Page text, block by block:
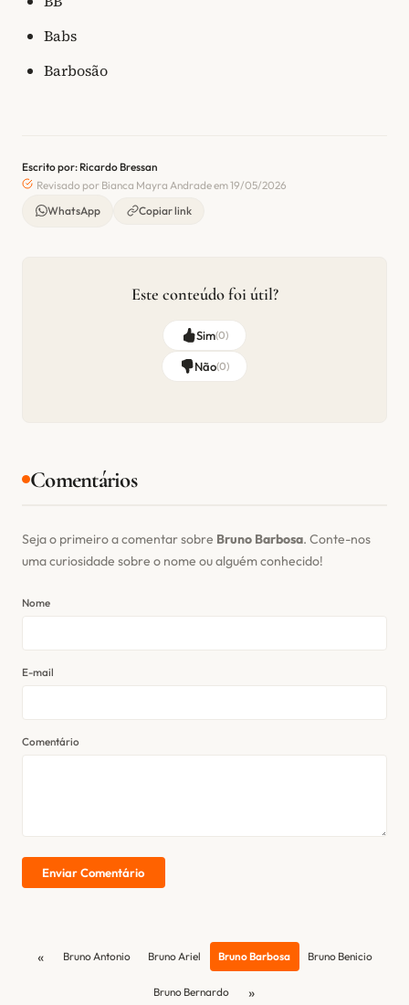
Babs
Barbosão
Escrito por: Ricardo Bressan
Revisado por Bianca Mayra Andrade em 19/05/2026
WhatsApp
Copiar link
Este conteúdo foi útil?
Sim(0)
Não(0)
Comentários
Seja o primeiro a comentar sobre Bruno Barbosa. Conte-nos
uma curiosidade sobre o nome ou alguém conhecido!
Nome
E-mail
Comentário
Enviar Comentário
« Bruno Antonio Bruno Ariel Bruno Barbosa Bruno Benicio
Bruno Bernardo »